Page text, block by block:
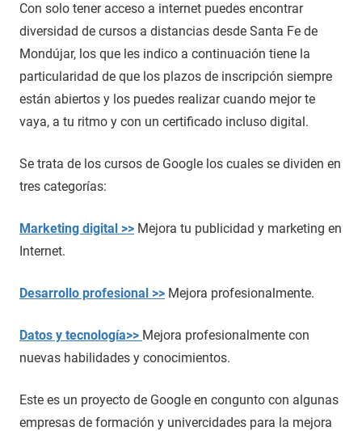
Con solo tener acceso a internet puedes encontrar
diversidad de cursos a distancias desde Santa Fe de
Mondújar, los que les indico a continuación tiene la
particularidad de que los plazos de inscripción siempre
están abiertos y los puedes realizar cuando mejor te
vaya, a tu ritmo y con un certificado incluso digital.
Se trata de los cursos de Google los cuales se dividen en
tres categorías:
Marketing digital >> Mejora tu publicidad y marketing en
Internet.
Desarrollo profesional >> Mejora profesionalmente.
Datos y tecnología>> Mejora profesionalmente con
nuevas habilidades y conocimientos.
Este es un proyecto de Google en congunto con algunas
empresas de formación y univercidades para la mejora